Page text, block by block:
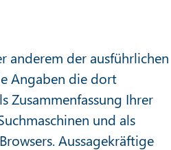
anderem der ausführlichen
Angaben die dort
Zusammenfassung Ihrer
und als
Aussagekräftige